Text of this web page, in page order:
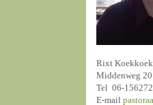
Rixt
Middenweg 20
Tel 06-
E-mail